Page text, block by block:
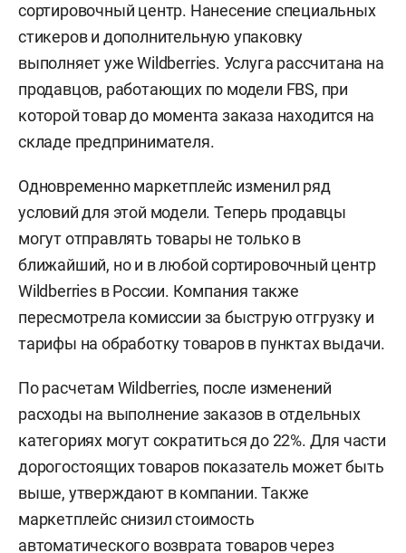
сортировочный центр. Нанесение специальных
стикеров и дополнительную упаковку
выполняет уже Wildberries. Услуга рассчитана на
продавцов, работающих по модели FBS, при
которой товар до момента заказа находится на
складе предпринимателя.
Одновременно маркетплейс изменил ряд
условий для этой модели. Теперь продавцы
могут отправлять товары не только в
ближайший, но и в любой сортировочный центр
Wildberries в России. Компания также
пересмотрела комиссии за быструю отгрузку и
тарифы на обработку товаров в пунктах выдачи.
По расчетам Wildberries, после изменений
расходы на выполнение заказов в отдельных
категориях могут сократиться до 22%. Для части
дорогостоящих товаров показатель может быть
выше, утверждают в компании. Также
маркетплейс снизил стоимость
автоматического возврата товаров через